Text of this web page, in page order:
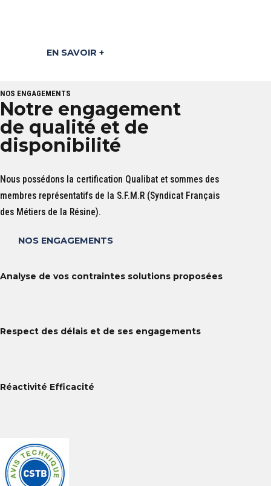
EN SAVOIR +
NOS ENGAGEMENTS
Notre engagement
de qualité et de
disponibilité
Nous possédons la certification Qualibat et sommes des
membres représentatifs de la S.F.M.R (Syndicat Français
des Métiers de la Résine).
NOS ENGAGEMENTS
Analyse de vos contraintes solutions proposées
Respect des délais et de ses engagements
Réactivité Efficacité